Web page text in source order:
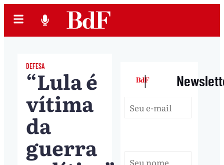
DEFESA
“Lula é
vítima
da
guerra
|